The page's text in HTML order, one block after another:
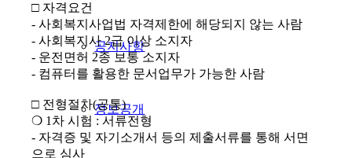
공지사항
정보공개
□ 자격요건
- 사회복지사업법 자격제한에 해당되지 않는 사람
- 사회복지사 2급 이상 소지자
- 운전면허 2종 보통 소지자
- 컴퓨터를 활용한 문서업무가 가능한 사람
□ 전형절차(공통)
❍ 1차 시험 : 서류전형
- 자격증 및 자기소개서 등의 제출서류를 통해 서면
으로 심사